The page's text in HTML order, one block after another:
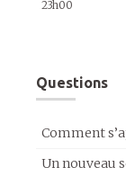
23h00
Questions
Comment
Un nouveau